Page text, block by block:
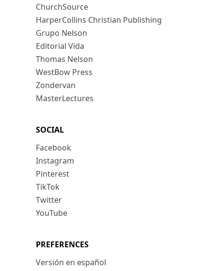
ChurchSource
HarperCollins Christian Publishing
Grupo Nelson
Editorial Vida
Thomas Nelson
WestBow Press
Zondervan
MasterLectures
SOCIAL
Facebook
Instagram
Pinterest
TikTok
Twitter
YouTube
PREFERENCES
Versión en español